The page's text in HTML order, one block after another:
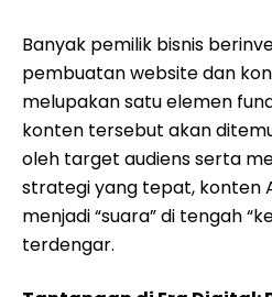
Banyak pemilik bisnis
pembuatan website dan
melupakan satu elemen
konten tersebut akan
oleh target audiens serta
strategi yang tepat, konten
menjadi “suara” di tengah
terdengar.